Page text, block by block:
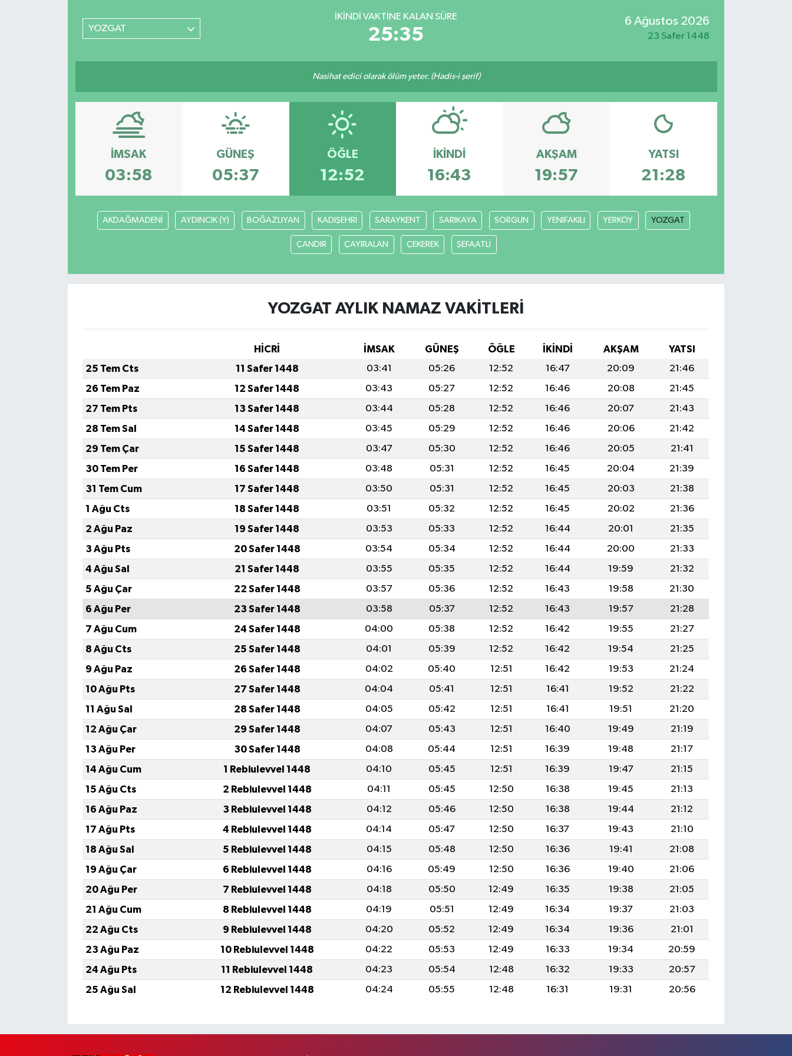
YOZGAT
İKINDI VAKTINE KALAN SÜRE
25:34
6 Ağustos 2026
23 Safer 1448
Nasihat edici olarak ölüm yeter. (Hadis-i şerif)
İMSAK
03:58
GÜNEŞ
05:37
ÖĞLE
12:52
İKINDI
16:43
AKŞAM
19:57
YATSI
21:28
AKDAĞMADENİ AYDINCIK (Y) BOĞAZLIYAN KADIŞEHRİ SARAYKENT SARIKAYA SORGUN YENİFAKILI YERKÖY YOZGAT
ÇANDIR ÇAYIRALAN ÇEKEREK ŞEFAATLİ
YOZGAT AYLIK NAMAZ VAKITLERI
HİCRİ İMSAK GÜNEŞ ÖĞLE İKINDI AKŞAM
YATSI
25 Tem Cts
11 Safer 1448 03:41 05:26 12:52 16:47 20:09
21:46
26 Tem Paz
12 Safer 1448 03:43 05:27 12:52 16:46 20:08
21:45
27 Tem Pts
13 Safer 1448 03:44 05:28 12:52 16:46 20:07
21:43
28 Tem Sal
14 Safer 1448 03:45 05:29 12:52 16:46 20:06
21:42
29 Tem Çar
15 Safer 1448 03:47 05:30 12:52 16:46 20:05
21:41
30 Tem Per
16 Safer 1448 03:48 05:31 12:52 16:45 20:04
21:39
31 Tem Cum
17 Safer 1448 03:50 05:31 12:52 16:45 20:03
21:38
1 Ağu Cts
18 Safer 1448 03:51 05:32 12:52 16:45 20:02
21:36
2 Ağu Paz
19 Safer 1448 03:53 05:33 12:52 16:44 20:01
21:35
3 Ağu Pts
20 Safer 1448 03:54 05:34 12:52 16:44 20:00
21:33
4 Ağu Sal
21 Safer 1448 03:55 05:35 12:52 16:44 19:59
21:32
5 Ağu Çar
22 Safer 1448 03:57 05:36 12:52 16:43 19:58
21:30
6 Ağu Per
23 Safer 1448 03:58 05:37 12:52 16:43 19:57
21:28
7 Ağu Cum
24 Safer 1448 04:00 05:38 12:52 16:42 19:55
21:27
8 Ağu Cts
25 Safer 1448 04:01 05:39 12:52 16:42 19:54
21:25
9 Ağu Paz
26 Safer 1448 04:02 05:40 12:51 16:42 19:53
21:24
10 Ağu Pts
27 Safer 1448 04:04 05:41 12:51 16:41 19:52
21:22
11 Ağu Sal
28 Safer 1448 04:05 05:42 12:51 16:41 19:51
21:20
12 Ağu Çar
29 Safer 1448 04:07 05:43 12:51 16:40 19:49
21:19
13 Ağu Per
30 Safer 1448 04:08 05:44 12:51 16:39 19:48
21:17
14 Ağu Cum
1 Rebiulevvel 1448 04:10 05:45 12:51 16:39 19:47
21:15
15 Ağu Cts
2 Rebiulevvel 1448 04:11 05:45 12:50 16:38 19:45
21:13
16 Ağu Paz
3 Rebiulevvel 1448 04:12 05:46 12:50 16:38 19:44
21:12
17 Ağu Pts
4 Rebiulevvel 1448 04:14 05:47 12:50 16:37 19:43
21:10
18 Ağu Sal
5 Rebiulevvel 1448 04:15 05:48 12:50 16:36 19:41
21:08
19 Ağu Çar
6 Rebiulevvel 1448 04:16 05:49 12:50 16:36 19:40
21:06
20 Ağu Per
7 Rebiulevvel 1448 04:18 05:50 12:49 16:35 19:38
21:05
21 Ağu Cum
8 Rebiulevvel 1448 04:19 05:51 12:49 16:34 19:37
21:03
22 Ağu Cts
9 Rebiulevvel 1448 04:20 05:52 12:49 16:34 19:36
21:01
23 Ağu Paz
10 Rebiulevvel 1448 04:22 05:53 12:49 16:33 19:34
20:59
24 Ağu Pts
11 Rebiulevvel 1448 04:23 05:54 12:48 16:32 19:33
20:57
25 Ağu Sal
12 Rebiulevvel 1448 04:24 05:55 12:48 16:31 19:31 20:56